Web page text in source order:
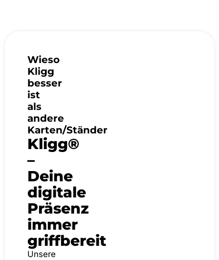
Wieso
Kligg
besser
ist
als
andere
Karten/Ständer
Kligg®
–
Deine
digitale
Präsenz
immer
griffbereit
Unsere